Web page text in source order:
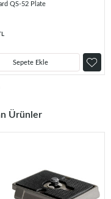
QS-52 Plate
Sepete Ekle
Ürünler